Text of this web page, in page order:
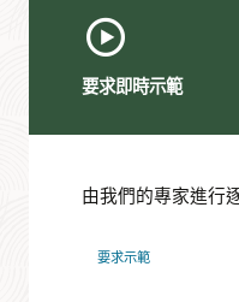
要求即時示範
由我們的專家進行
要求示範